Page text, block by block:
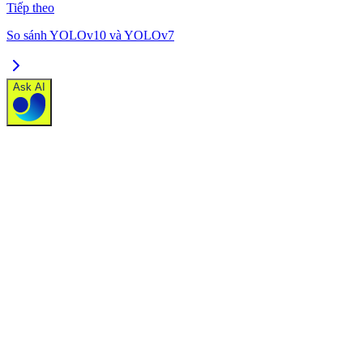
Tiếp theo
So sánh YOLOv10 và YOLOv7
Ask AI